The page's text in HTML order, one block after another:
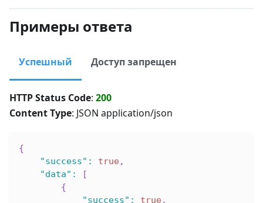
Примеры ответа
Успешный Доступ запрещен
HTTP Status Code: 200
Content Type: JSON application/json
{
"success" : true ,
"data" :
[
{
"success" : true ,